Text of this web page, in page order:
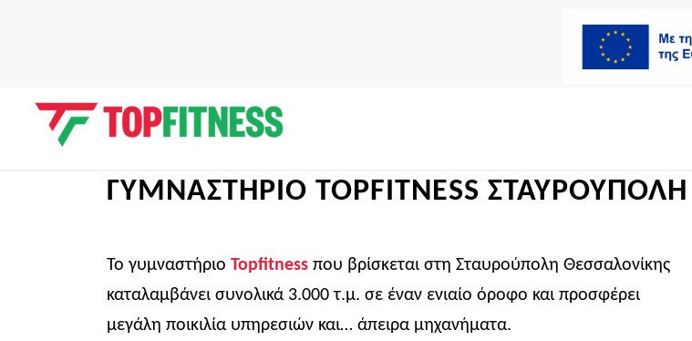
ΓΥΜΝΑΣΤΗΡΙΟ TOPFITNESS ΣΤΑΥΡΟΥΠΟΛΗ
Το γυμναστήριοTopfitness που βρίσκεται στη Σταυρούπολη Θεσσαλονίκης
καταλαμβάνει συνολικά 3.000 τ.μ. σε έναν ενιαίο όροφο και προσφέρει
μεγάλη ποικιλία υπηρεσιών και… άπειρα μηχανήματα.